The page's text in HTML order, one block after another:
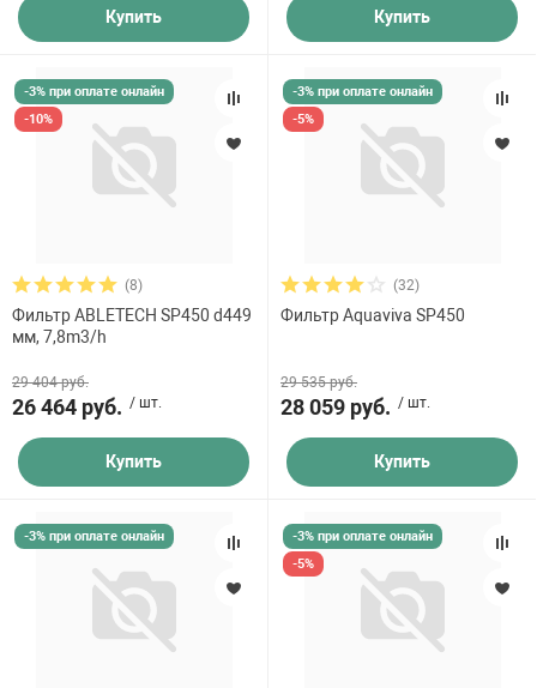
Купить Купить
-3% при оплате онлайн
-10%
(8)
Фильтр ABLETECH SP450 d449
мм, 7,8m3/h
29 404 руб.
26 464 руб. / шт.
Купить
-3% при оплате онлайн
-5%
(32)
Фильтр Aquaviva SP450
29 535 руб.
28 059 руб. / шт.
Купить
-3% при оплате онлайн
-3% при оплате онлайн
-5%